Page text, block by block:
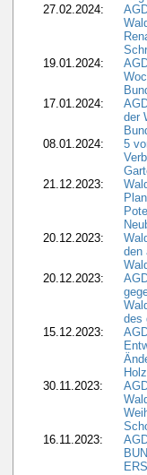
27.02.2024:
19.01.2024:
17.01.2024:
der
08.01.2024:
5
21.12.2023:
20.12.2023:
den
20.12.2023:
des
15.12.2023:
30.11.2023:
16.11.2023: